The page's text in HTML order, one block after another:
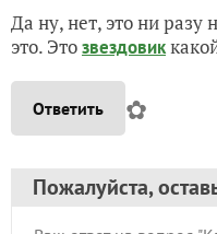
Да ну, нет, это ни разу
это. Этозвездовик
Ответить ✿
Пожалуйста,